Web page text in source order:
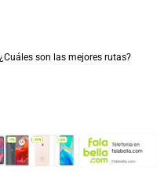
son las mejores rutas?